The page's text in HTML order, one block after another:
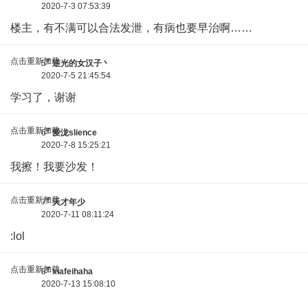
2020-7-3 07:53:39
楼主，有不满可以合法发泄，有病也要早治啊……
点击重新加载
5# 逆光的女汉子丶
2020-7-5 21:45:54
学习了，谢谢
点击重新加载
6# 爱泷slience
2020-7-8 15:25:21
我擦！我要沙发！
点击重新加载
7# 天才年少
2020-7-11 08:11:24
:lol
点击重新加载
8# xiafeihaha
2020-7-13 15:08:10